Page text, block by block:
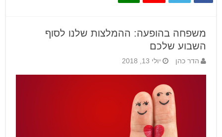
משפחה בהופעה: ההמלצות שלנו לסוף
השבוע שלכם
הדר כהן יולי 13, 2018